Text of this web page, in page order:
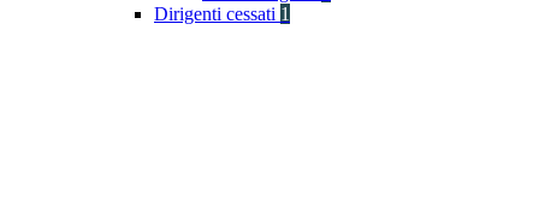
Dirigenti cessati 1